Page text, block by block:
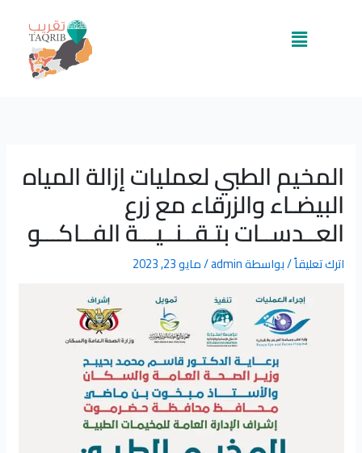
القائمة
المخيم الطبي لعمليات إزالة المياه
البيضـاء والزرقاء مع زرع
العــدســات بتـقــنــيـــة الفــاكـــو
اترك تعليقاً/ بواسطةadmin
/مايو 23, 2023